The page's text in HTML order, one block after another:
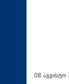
08 აგვისტო